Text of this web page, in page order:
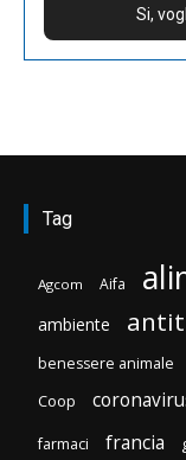
Tag
Agcom Aifa
ambiente
benessere animale
Coop
farmaci francia